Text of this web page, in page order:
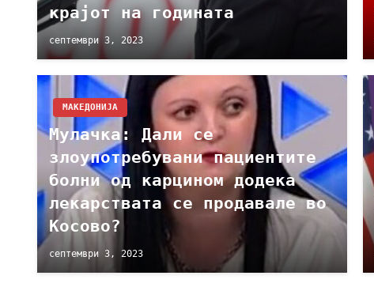
крајот на годината
септември 3, 2023
МАКЕДОНИЈА
Мулачка: Дали се
злоупотребувани пациентите
болни од карцином додека
лекарствата се продавале во
Косово?
септември 3, 2023